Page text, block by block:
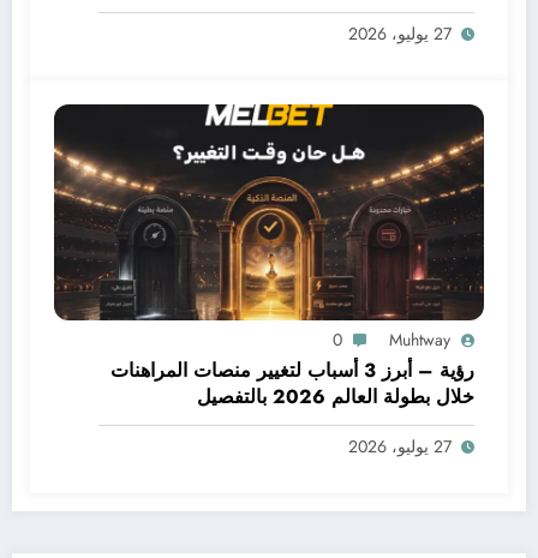
27 يوليو، 2026
Muhtway
0
رؤية – أبرز 3 أسباب لتغيير منصات المراهنات
خلال بطولة العالم 2026 بالتفصيل
27 يوليو، 2026